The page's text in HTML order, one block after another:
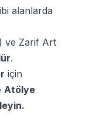
alanlarda
ve Zarif Art
.
için
Atölye